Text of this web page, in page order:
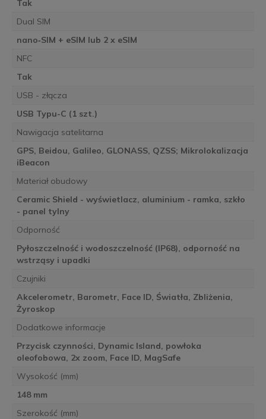
Tak
Dual SIM
nano‑SIM + eSIM lub 2 x eSIM
NFC
Tak
USB - złącza
USB Typu-C (1 szt.)
Nawigacja satelitarna
GPS, Beidou, Galileo, GLONASS, QZSS; Mikrolokalizacja
iBeacon
Materiał obudowy
Ceramic Shield - wyświetlacz, aluminium - ramka, szkło
- panel tylny
Odporność
Pyłoszczelność i wodoszczelność (IP68), odporność na
wstrząsy i upadki
Czujniki
Akcelerometr, Barometr, Face ID, Światła, Zbliżenia,
Żyroskop
Dodatkowe informacje
Przycisk czynności, Dynamic Island, powłoka
oleofobowa, 2x zoom, Face ID, MagSafe
Wysokość (mm)
148 mm
Szerokość (mm)